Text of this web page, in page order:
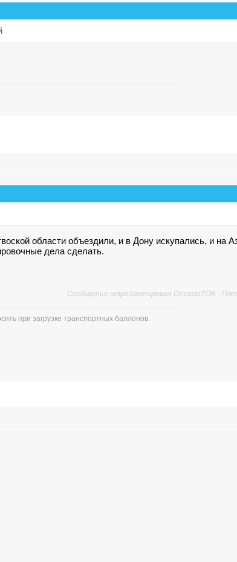
области объездили, и в Дону искупались, и на
дела сделать.
Сообщение отредактировал DevastaTOR -
при загрузке транспортных баллонов.